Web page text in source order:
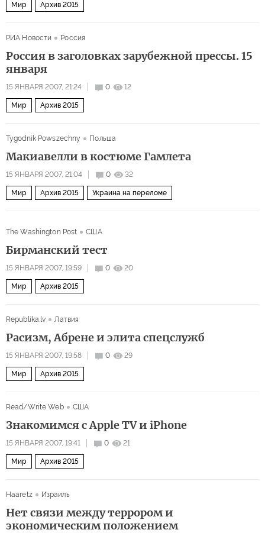
Мир Архив 2015
РИА Новости Россия
Россия в заголовках зарубежной прессы. 15
января
15 ЯНВАРЯ 2007, 21:24 0 12
Мир Архив 2015
Tygodnik Powszechny Польша
Макиавелли в костюме Гамлета
15 ЯНВАРЯ 2007, 21:04 0 32
Мир Архив 2015 Украина на переломе
The Washington Post США
Бирманский тест
15 ЯНВАРЯ 2007, 19:59 0 20
Мир Архив 2015
Republika.lv Латвия
Расизм, Абрене и элита спецслужб
15 ЯНВАРЯ 2007, 19:58 0 29
Мир Архив 2015
Read/Write Web США
Знакомимся с Apple TV и iPhone
15 ЯНВАРЯ 2007, 19:41 0 21
Мир Архив 2015
Haaretz Израиль
Нет связи между террором и
экономическим положением